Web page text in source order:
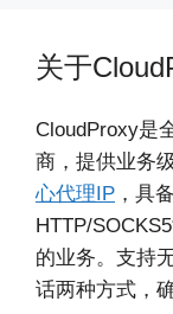
关于
CloudProxy是
商，提供业务
心代理IP ，具
HTTP/
的业务。支持
话两种方式，